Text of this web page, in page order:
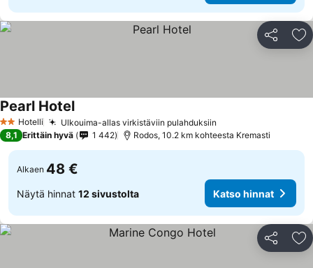
Jaa
2 Tähtiluokitus
Hotelli Ulkouima-allas virkistäviin pulahduksiin
Pearl HotelKatso hinnat
8,1 Erittäin hyvä 1 442 Rodos, 10.2 km kohteesta Kremasti
Alkaen 48 €
Näytä hinnat 12 sivustolta Katso hinnat
Jaa